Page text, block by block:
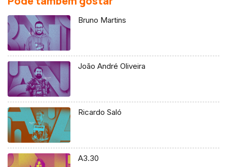
Bruno Martins
João André Oliveira
Ricardo Saló
A3.30